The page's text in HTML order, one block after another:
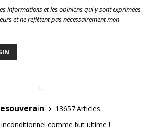
informations et les opinions qui y sont exprimées
et ne reflètent pas nécessairement mon
13657 Articles
comme but ultime !